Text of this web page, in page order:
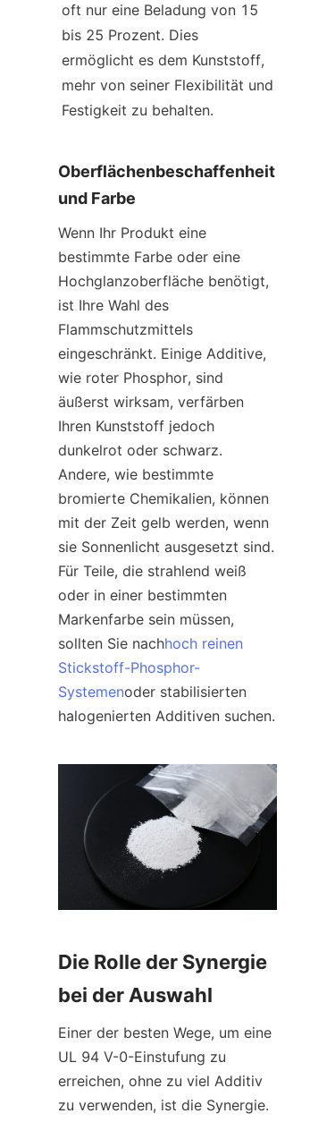
oft nur eine Beladung von 15
bis 25 Prozent. Dies
ermöglicht es dem Kunststoff,
mehr von seiner Flexibilität und
Festigkeit zu behalten.
Oberflächenbeschaffenheit
und Farbe
Wenn Ihr Produkt eine
bestimmte Farbe oder eine
Hochglanzoberfläche benötigt,
ist Ihre Wahl des
Flammschutzmittels
eingeschränkt. Einige Additive,
wie roter Phosphor, sind
äußerst wirksam, verfärben
Ihren Kunststoff jedoch
dunkelrot oder schwarz.
Andere, wie bestimmte
bromierte Chemikalien, können
mit der Zeit gelb werden, wenn
sie Sonnenlicht ausgesetzt sind.
Für Teile, die strahlend weiß
oder in einer bestimmten
Markenfarbe sein müssen,
sollten Sie nachhoch reinen
Stickstoff-Phosphor-
Systemenoder stabilisierten
halogenierten Additiven suchen.
Die Rolle der Synergie
bei der Auswahl
Einer der besten Wege, um eine
UL 94 V-0-Einstufung zu
erreichen, ohne zu viel Additiv
zu verwenden, ist die Synergie.